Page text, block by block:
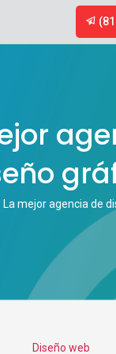
La mejor agencia de
Categories
Diseño web